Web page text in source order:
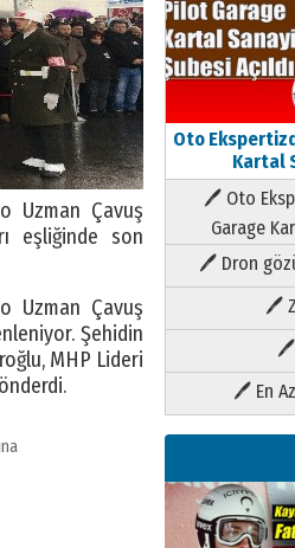
Uzman Çavuş
eşliğinde son
Uzman Çavuş
Şehidin
MHP Lideri
Oto
Kartal
🖊 Oto
Garage
🖊 Dron
🖊
🖊
🖊 En